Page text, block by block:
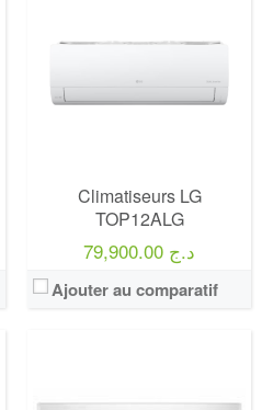
Climatiseurs LG
TOP12ALG
79,900.00 د.ج
Ajouter au comparatif